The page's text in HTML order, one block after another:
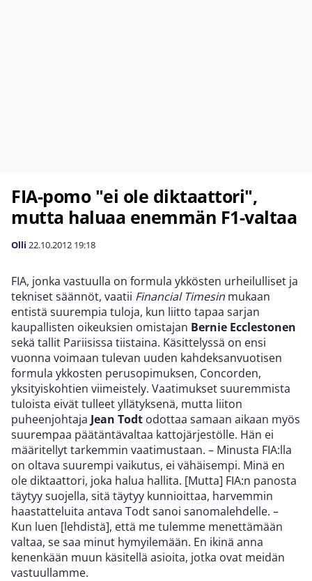
FIA-pomo "ei ole diktaattori",
mutta haluaa enemmän F1-valtaa
Olli 22.10.2012 19:18
FIA, jonka vastuulla on formula ykkösten urheilulliset ja
tekniset säännöt, vaatii Financial Timesin mukaan
entistä suurempia tuloja, kun liitto tapaa sarjan
kaupallisten oikeuksien omistajan Bernie Ecclestonen
sekä tallit Pariisissa tiistaina. Käsittelyssä on ensi
vuonna voimaan tulevan uuden kahdeksanvuotisen
formula ykkosten perusopimuksen, Concorden,
yksityiskohtien viimeistely. Vaatimukset suuremmista
tuloista eivät tulleet yllätyksenä, mutta liiton
puheenjohtaja Jean Todt odottaa samaan aikaan myös
suurempaa päätäntävaltaa kattojärjestölle. Hän ei
määritellyt tarkemmin vaatimustaan. – Minusta FIA:lla
on oltava suurempi vaikutus, ei vähäisempi. Minä en
ole diktaattori, joka halua hallita. [Mutta] FIA:n panosta
täytyy suojella, sitä täytyy kunnioittaa, harvemmin
haastatteluita antava Todt sanoi sanomalehdelle. –
Kun luen [lehdistä], että me tulemme menettämään
valtaa, se saa minut hymyilemään. En ikinä anna
kenenkään muun käsitellä asioita, jotka ovat meidän
vastuullamme.